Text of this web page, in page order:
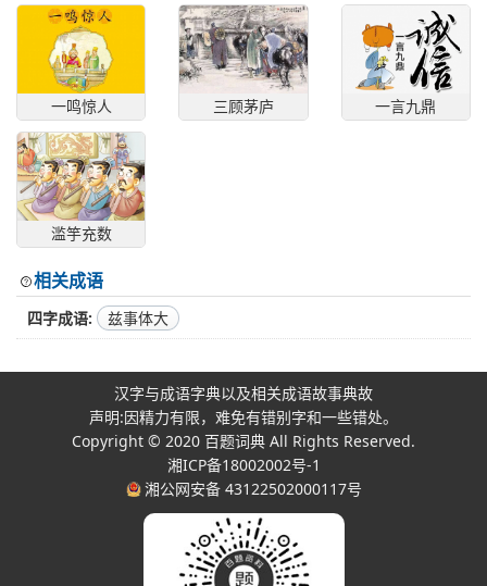
一鸣惊人 三顾茅庐 一言九鼎
滥竽充数
相关成语
四字成语 兹事体大
汉字与成语字典以及相关成语故事典故
声明:因精力有限，难免有错别字和一些错处。
Copyright © 2020 百题词典 All Rights Reserved.
湘ICP备18002002号-1
湘公网安备 43122502000117号